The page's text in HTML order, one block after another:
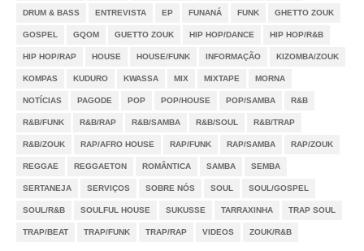
DRUM & BASS ENTREVISTA EP FUNANÁ FUNK GHETTO ZOUK
GOSPEL GQOM GUETTO ZOUK HIP HOP/DANCE HIP HOP/R&B
HIP HOP/RAP HOUSE HOUSE/FUNK INFORMAÇÃO KIZOMBA/ZOUK
KOMPAS KUDURO KWASSA MIX MIXTAPE MORNA
NOTÍCIAS PAGODE POP POP/HOUSE POP/SAMBA R&B
R&B/FUNK R&B/RAP R&B/SAMBA R&B/SOUL R&B/TRAP
R&B/ZOUK RAP/AFRO HOUSE RAP/FUNK RAP/SAMBA RAP/ZOUK
REGGAE REGGAETON ROMÂNTICA SAMBA SEMBA
SERTANEJA SERVIÇOS SOBRE NÓS SOUL SOUL/GOSPEL
SOUL/R&B SOULFUL HOUSE SUKUSSE TARRAXINHA TRAP SOUL
TRAP/BEAT TRAP/FUNK TRAP/RAP VIDEOS ZOUK/R&B